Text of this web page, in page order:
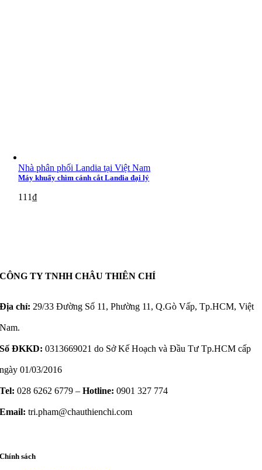
Nhà phân phối Landia tại Việt Nam
Máy khuấy chìm cánh cắt Landia đại lý
111₫
CÔNG TY TNHH CHÂU THIÊN CHÍ
Địa chỉ: 29/33 Đường Số 11, Phường 11, Q.Gò Vấp, Tp.HCM, Việt
Nam.
Số ĐKKD: 0313669021 do Sở Kế Hoạch và Đầu Tư Tp.HCM cấp
ngày 01/03/2016
Tel: 028 6262 6779 –Hotline: 0901 327 774
Email: tri.pham@chauthienchi.com
Chính sách